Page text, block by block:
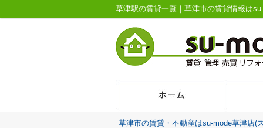
草津駅の賃貸一覧｜草津市の賃貸情報は
草津市の賃貸・不動産はsu-mode草津店(